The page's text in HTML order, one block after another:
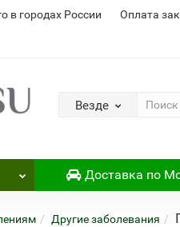
в городах России Оплата
Везде
Доставка по
Другие заболевания